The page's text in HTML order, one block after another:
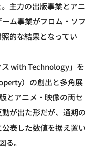
主力の出版事業とアニ
ム事業がフロム・ソフ
的な結果となってい
with Technology」を
）の創出と多角展
とアニメ・映像の両セ
が出た形だが、通期の
表した数値を据え置い
る。